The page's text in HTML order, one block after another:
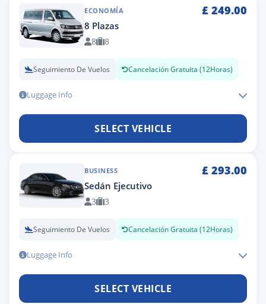
ECONOMÍA £ 249.00
8 Plazas
8 8
Seguimiento De Vuelos Cancelación Gratuita (12Horas)
Luggage Info
SELECT VEHICLE
BUSINESS £ 293.00
Sedán Ejecutivo
3 3
Seguimiento De Vuelos Cancelación Gratuita (12Horas)
Luggage Info
SELECT VEHICLE